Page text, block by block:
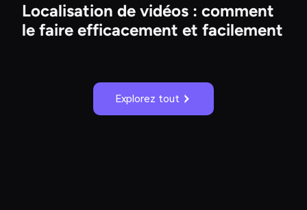
Localisation de vidéos : comment
le faire efficacement et facilement
Explorez tout